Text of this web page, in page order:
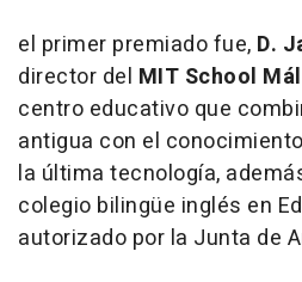
el primer premiado fue, D.
director del MIT School
centro educativo que
antigua con el
la última tecnología,
colegio bilingüe inglés en
autorizado por la Junta de